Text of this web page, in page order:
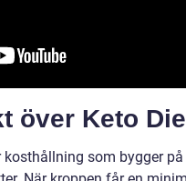
över Keto
kosthållning som bygger